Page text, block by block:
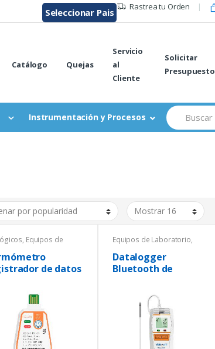
Rastrea tu Orden
Seleccionar Pais
Catálogo Quejas
Servicio
al
Cliente
Solicitar
Presupuesto
Instrumentación y Procesos
Buscar:
, Equipos de
Temperatura
de datos
Equipos de Laboratorio,
Temperatura
Termohigrómetros
Datalogger
Bluetooth de
humedad con sonda
externa